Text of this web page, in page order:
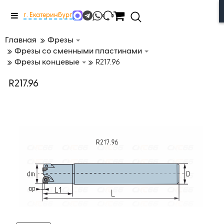
Меню
г. Екатеринбург
Главная
Фрезы
Фрезы со сменными пластинами
Фрезы концевые
R217.96
R217.96